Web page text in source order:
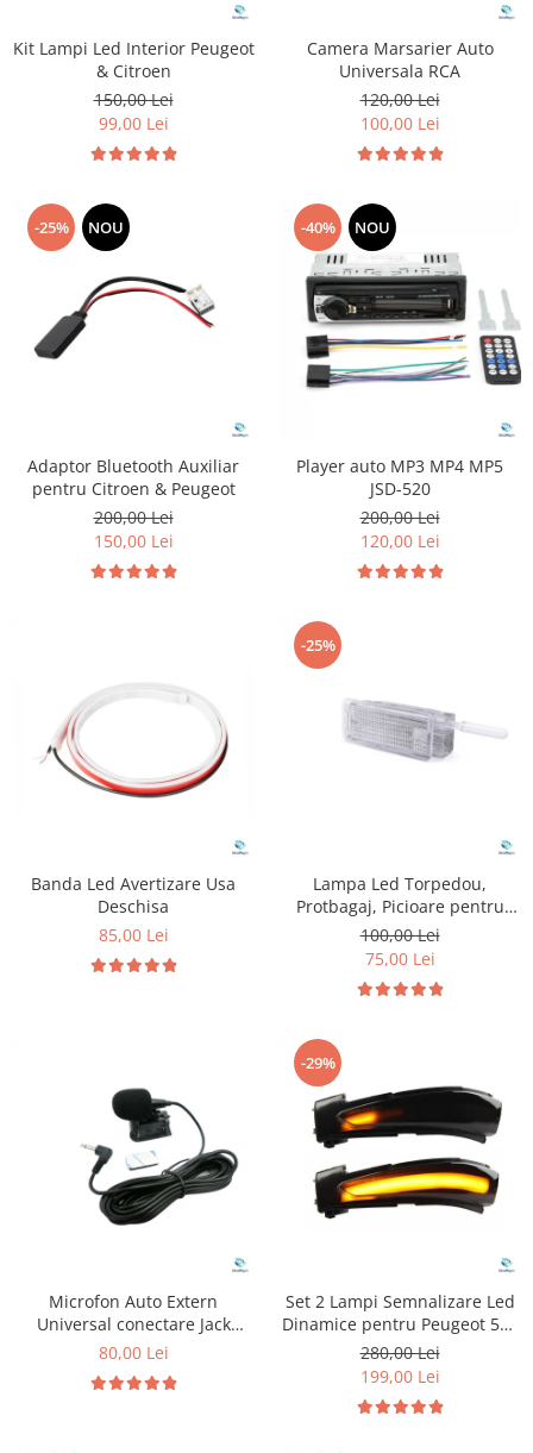
Kit Lampi Led Interior Peugeot
& Citroen
150,00 Lei
99,00 Lei
Camera Marsarier Auto
Universala RCA
120,00 Lei
100,00 Lei
-25% NOU
Adaptor Bluetooth Auxiliar
pentru Citroen & Peugeot
200,00 Lei
150,00 Lei
-40% NOU
Player auto MP3 MP4 MP5
JSD-520
200,00 Lei
120,00 Lei
Banda Led Avertizare Usa
Deschisa
85,00 Lei
-25%
Lampa Led Torpedou,
Protbagaj, Picioare pentru
Peugeot & Citroen
100,00 Lei
75,00 Lei
Microfon Auto Extern
Universal conectare Jack
3.5mm
80,00 Lei
-29%
Set 2 Lampi Semnalizare Led
Dinamice pentru Peugeot 508
& Citroen C4
280,00 Lei
199,00 Lei